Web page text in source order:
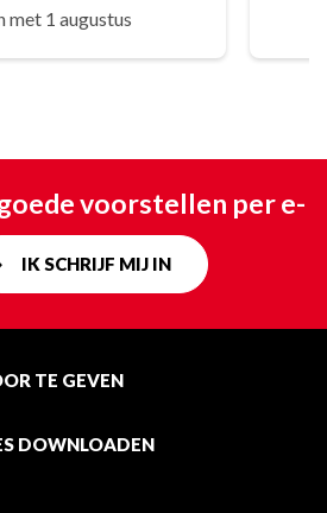
met 1 augustus
voorstellen per e-
IK SCHRIJF MIJ IN
TE GEVEN
DOWNLOADEN